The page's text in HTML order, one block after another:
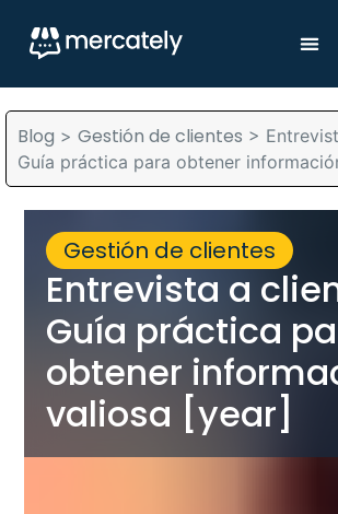
Blog > Gestión de clientes >
Guía práctica para obtener
Gestión de clientes
Entrevista a
Guía práctica
obtener
valiosa [year]